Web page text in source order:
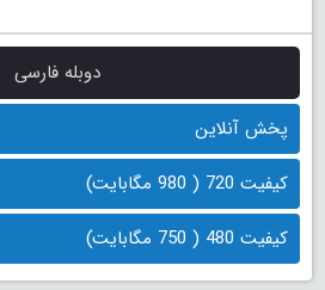
دوبله فارسی
پخش آنلاین
کیفیت 720 ( 980 مگابایت)
کیفیت 480 ( 750 مگابایت)